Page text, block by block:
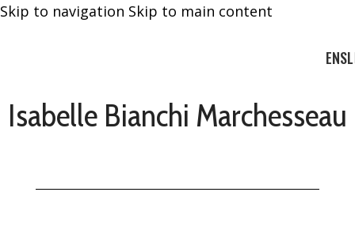
Skip to navigation Skip to main content
ENSL
Isabelle Bianchi Marchesseau